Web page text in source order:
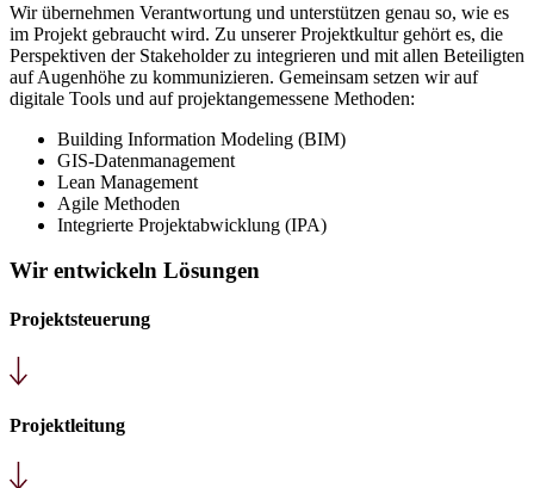
Wir übernehmen Verantwortung und unterstützen genau so, wie es
im Projekt gebraucht wird. Zu unserer Projektkultur gehört es, die
Perspektiven der Stakeholder zu integrieren und mit allen Beteiligten
auf Augenhöhe zu kommunizieren. Gemeinsam setzen wir auf
digitale Tools und auf projektangemessene Methoden:
Building Information Modeling (BIM)
GIS-Datenmanagement
Lean Management
Agile Methoden
Integrierte Projektabwicklung (IPA)
Wir entwickeln Lösungen
Projektsteuerung
Projektleitung